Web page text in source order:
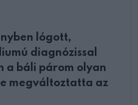
lógott,
diagnózissal
a báli párom olyan
megváltoztatta az